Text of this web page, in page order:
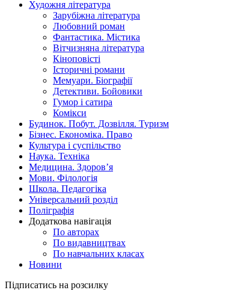
Художня література
Зарубіжна література
Любовний роман
Фантастика. Містика
Вітчизняна література
Кіноповісті
Історичні романи
Мемуари. Біографії
Детективи. Бойовики
Гумор і сатира
Комікси
Будинок. Побут. Дозвілля. Туризм
Бізнес. Економіка. Право
Культура і суспільство
Наука. Техніка
Медицина. Здоров’я
Мови. Філологія
Школа. Педагогіка
Універсальний розділ
Поліграфія
Додаткова навігація
По авторах
По видавництвах
По навчальних класах
Новини
Підписатись на розсилку